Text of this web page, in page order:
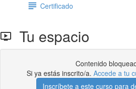
Certificado
Tu espacio
Contenido
Si ya estás inscrito/a. Accede a tu
Inscríbete a este curso para